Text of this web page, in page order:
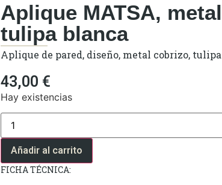
Aplique MATSA,
tulipa blanca
Aplique de pared, diseño, metal cobrizo,
43,00 €
Hay existencias
Añadir al carrito
FICHA TÉCNICA: